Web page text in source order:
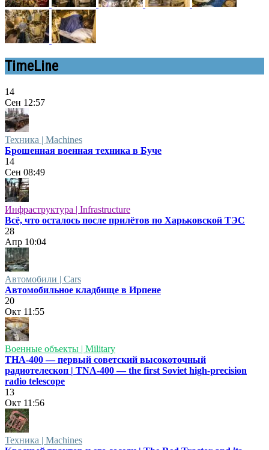
TimeLine
14
Сен 12:57
Техника | Machines
Брошенная военная техника в Буче
14
Сен 08:49
Инфраструктура | Infrastructure
Всё, что осталось после прилётов по Харьковской ТЭС
28
Апр 10:04
Автомобили | Cars
Автомобильное кладбище в Ирпене
20
Окт 11:55
Военные объекты | Military
ТНА-400 — первый советский высокоточный
радиотелескоп | TNA-400 — the first Soviet high-precision
radio telescope
13
Окт 11:56
Техника | Machines